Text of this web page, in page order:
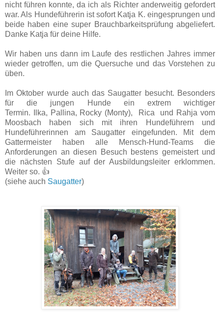
nicht führen konnte, da ich als Richter anderweitig gefordert
war. Als Hundeführerin ist sofort Katja K. eingesprungen und
beide haben eine super Brauchbarkeitsprüfung abgeliefert.
Danke Katja für deine Hilfe.
Wir haben uns dann im Laufe des restlichen Jahres immer
wieder getroffen, um die Quersuche und das Vorstehen zu
üben.
Im Oktober wurde auch das Saugatter besucht. Besonders
für die jungen Hunde ein extrem wichtiger
Termin.
Ilka, Pallina, Rocky (Monty), Rica und Rahja vom
Moosbach haben sich mit ihren Hundeführern und
Hundeführerinnen am Saugatter eingefunden. Mit dem
Gattermeister haben alle Mensch-Hund-Teams die
Anforderungen an diesen Besuch bestens gemeistert und
die nächsten Stufe auf der Ausbildungsleiter erklommen.
Weiter so. 👍
(siehe auch Saugatter)